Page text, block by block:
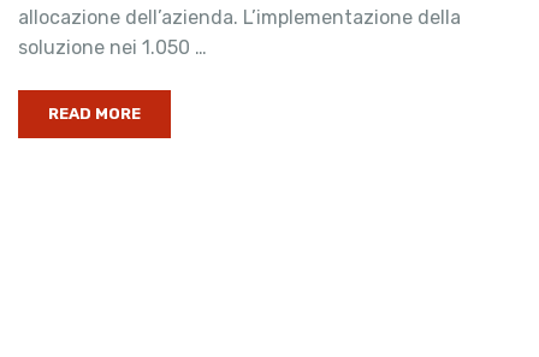
allocazione dell’azienda. L’implementazione della
soluzione nei 1.050 …
READ MORE